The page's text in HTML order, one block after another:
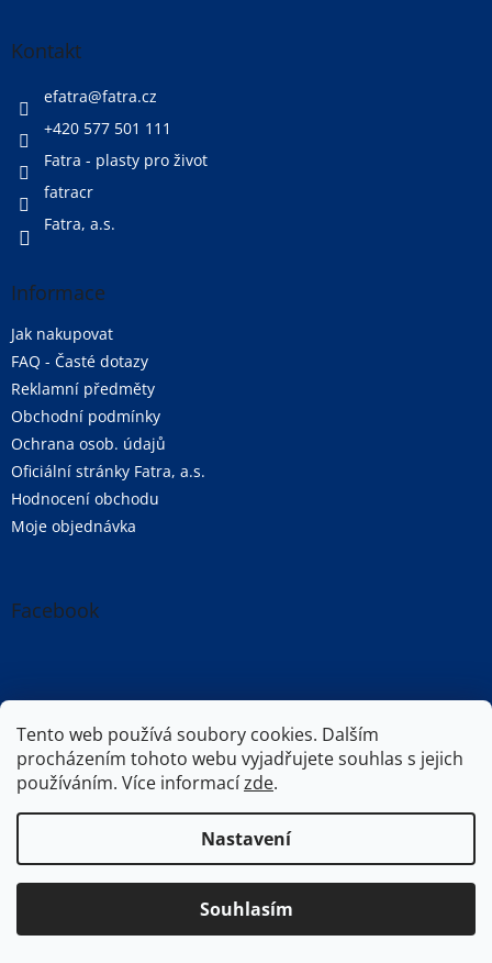
Tento web používá soubory cookies. Dalším
procházením tohoto webu vyjadřujete souhlas s jejich
používáním. Více informacízde.
Nastavení
Souhlasím
Kontakt
efatra@fatra.cz
+420 577 501 111
Fatra - plasty pro život
fatracr
Fatra, a.s.
Informace
Jak nakupovat
FAQ - Časté dotazy
Reklamní předměty
Obchodní podmínky
Ochrana osob. údajů
Oficiální stránky Fatra, a.s.
Hodnocení obchodu
Moje objednávka
Facebook
Copyright 2026Fatra e-shop | Fatra, a.s.. Všechna práva
Upravit nastavení cookies